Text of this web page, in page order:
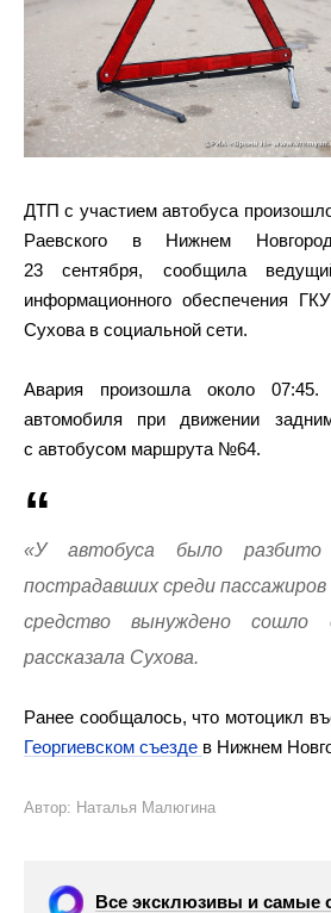
ДТП с участием автобуса
Раевского в Нижнем
23 сентября, сообщила
информационного обеспечения
Сухова в социальной сети.
Авария произошла около 07:45.
автомобиля при движении
с автобусом маршрута №64.
«У автобуса было разбито
пострадавших среди
средство вынуждено
рассказала Сухова.
Ранее сообщалось, что мотоцикл
Георгиевском съезде в Нижнем
Автор: Наталья Малюгина
Все эксклюзивы и самые